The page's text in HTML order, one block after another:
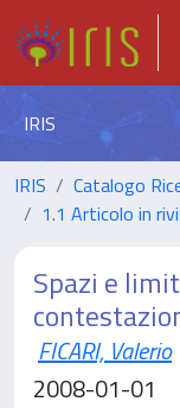
IRIS
IRIS Catalogo
1.1 Articolo in
Spazi e
FICARI, Valerio
2008-01-01